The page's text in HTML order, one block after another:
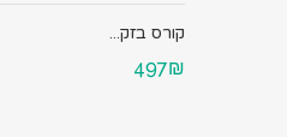
קורס בזק...
497₪